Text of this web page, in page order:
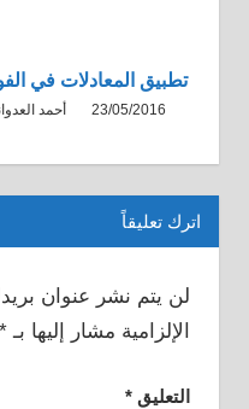
تطبيق المعادلات في
23/05/2016 أحمد
اترك تعليقاً
لن يتم نشر عنوان
الإلزامية مشار إليها بـ*
التعليق*